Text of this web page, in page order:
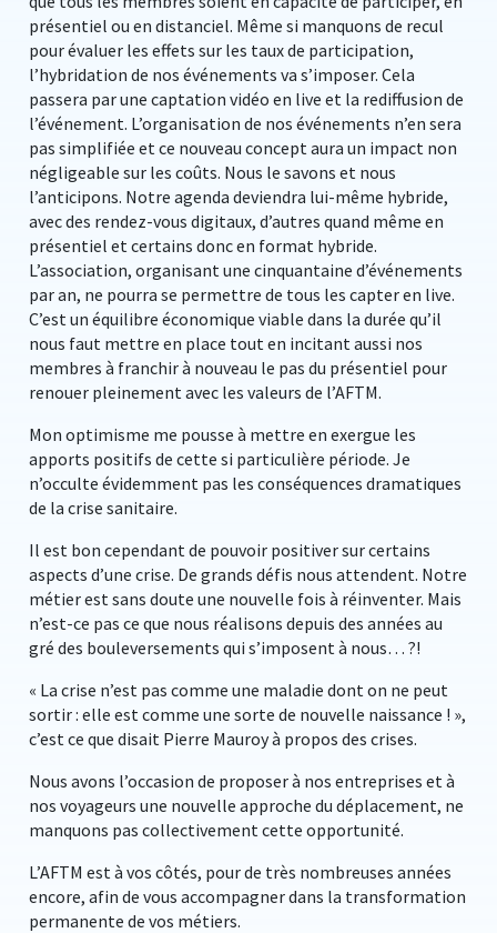
présentiel ou en distanciel. Même si manquons de recul
pour évaluer les effets sur les taux de participation,
l’hybridation de nos événements va s’imposer. Cela
passera par une captation vidéo en live et la rediffusion de
l’événement. L’organisation de nos événements n’en sera
pas simplifiée et ce nouveau concept aura un impact non
négligeable sur les coûts. Nous le savons et nous
l’anticipons. Notre agenda deviendra lui-même hybride,
avec des rendez-vous digitaux, d’autres quand même en
présentiel et certains donc en format hybride.
L’association, organisant une cinquantaine d’événements
par an, ne pourra se permettre de tous les capter en live.
C’est un équilibre économique viable dans la durée qu’il
nous faut mettre en place tout en incitant aussi nos
membres à franchir à nouveau le pas du présentiel pour
renouer pleinement avec les valeurs de l’AFTM.
Mon optimisme me pousse à mettre en exergue les
apports positifs de cette si particulière période. Je
n’occulte évidemment pas les conséquences dramatiques
de la crise sanitaire.
Il est bon cependant de pouvoir positiver sur certains
aspects d’une crise. De grands défis nous attendent. Notre
métier est sans doute une nouvelle fois à réinventer. Mais
n’est-ce pas ce que nous réalisons depuis des années au
gré des bouleversements qui s’imposent à nous… ?!
« La crise n’est pas comme une maladie dont on ne peut
sortir : elle est comme une sorte de nouvelle naissance ! »,
c’est ce que disait Pierre Mauroy à propos des crises.
Nous avons l’occasion de proposer à nos entreprises et à
nos voyageurs une nouvelle approche du déplacement, ne
manquons pas collectivement cette opportunité.
L’AFTM est à vos côtés, pour de très nombreuses années
encore, afin de vous accompagner dans la transformation
permanente de vos métiers.